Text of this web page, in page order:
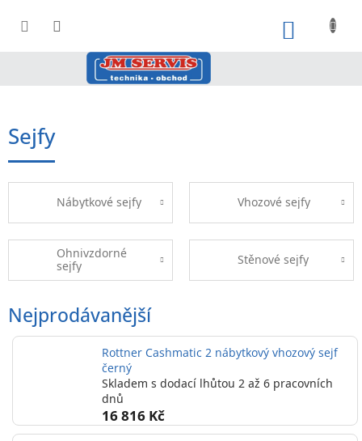
Sejfy
Nábytkové sejfy Vhozové sejfy
Ohnivzdorné
sejfy
Stěnové sejfy
Nejprodávanější
Rottner Cashmatic 2 nábytkový vhozový sejf
černý
Skladem s dodací lhůtou 2 až 6 pracovních
dnů
16 816 Kč